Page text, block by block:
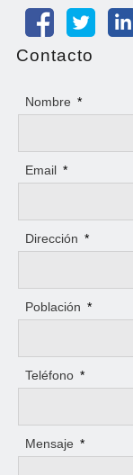
Contacto
Nombre *
Email *
Dirección *
Población *
Teléfono *
Mensaje *